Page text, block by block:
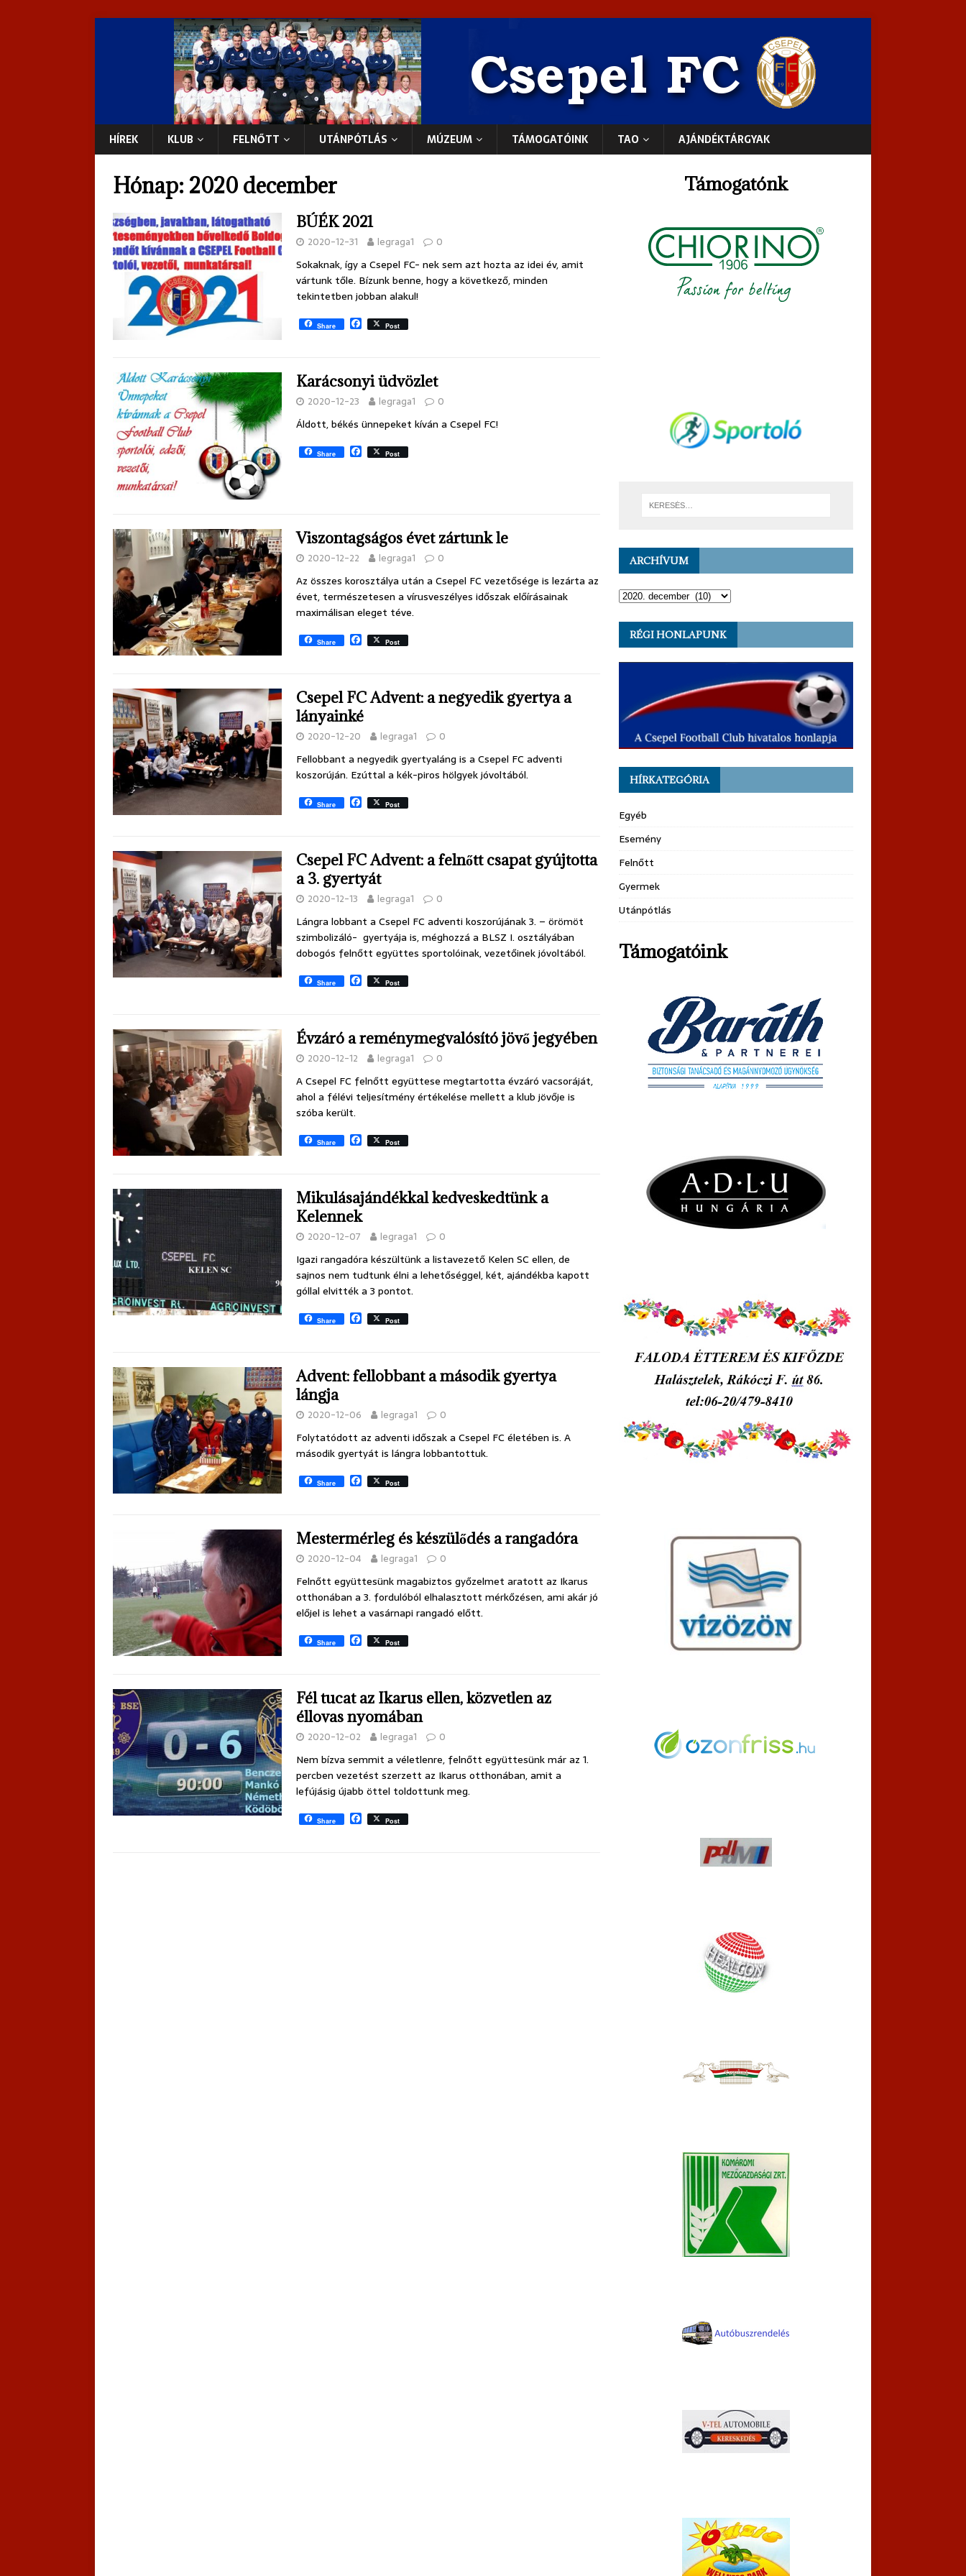
HÍREK KLUB FELNŐTT UTÁNPÓTLÁS MÚZEUM TÁMOGATÓINK TAO AJÁNDÉKTÁRGYAK
Hónap:2020 december
BÚÉK 2021
2020-12-31 legraga1 0
Sokaknak, így a Csepel FC- nek sem azt hozta az idei év, amit
vártunk tőle. Bízunk benne, hogy a következő, minden
tekintetben jobban alakul!
Share a
o
o
Post
Karácsonyi üdvözlet
2020-12-23 legraga1 0
Áldott, békés ünnepeket kíván a Csepel FC!
Share a
k
Post
Viszontagságos évet zártunk le
2020-12-22 legraga1 0
Az összes korosztálya után a Csepel FC vezetősége is lezárta az
évet, természetesen a vírusveszélyes időszak előírásainak
maximálisan eleget téve.
Share a
o
o
k
Post
Csepel FC Advent: a negyedik gyertya a
lányainké
2020-12-20 legraga1 0
Fellobbant a negyedik gyertyaláng is a Csepel FC adventi
koszorúján. Ezúttal a kék-piros hölgyek jóvoltából.
Share a
o
o
k
Post
Csepel FC Advent: a felnőtt csapat gyújtotta
a 3. gyertyát
2020-12-13 legraga1 0
Lángra lobbant a Csepel FC adventi koszorújának 3. – örömöt
szimbolizáló- gyertyája is, méghozzá a BLSZ I. osztályában
dobogós felnőtt együttes sportolóinak, vezetőinek jóvoltából.
Share a
o
o
Post
Évzáró a reménymegvalósító jövő jegyében
2020-12-12 legraga1 0
A Csepel FC felnőtt együttese megtartotta évzáró vacsoráját,
ahol a félévi teljesítmény értékelése mellett a klub jövője is
szóba került.
Share a
o
o
k
Post
Mikulásajándékkal kedveskedtünk a
Kelennek
2020-12-07 legraga1 0
Igazi rangadóra készültünk a listavezető Kelen SC ellen, de
sajnos nem tudtunk élni a lehetőséggel, két, ajándékba kapott
góllal elvitték a 3 pontot.
Share a
o
o
Post
Advent: fellobbant a második gyertya
lángja
2020-12-06 legraga1 0
Folytatódott az adventi időszak a Csepel FC életében is. A
második gyertyát is lángra lobbantottuk.
Share a
o
o
Post
Mestermérleg és készülődés a rangadóra
2020-12-04 legraga1 0
Felnőtt együttesünk magabiztos győzelmet aratott az Ikarus
otthonában a 3. fordulóból elhalasztott mérkőzésen, ami akár jó
előjel is lehet a vasárnapi rangadó előtt.
Share a
o
o
k
Post
Fél tucat az Ikarus ellen, közvetlen az
éllovas nyomában
2020-12-02 legraga1 0
Nem bízva semmit a véletlenre, felnőtt együttesünk már az 1.
percben vezetést szerzett az Ikarus otthonában, amit a
lefújásig újabb öttel toldottunk meg.
Share a Post
Támogatónk
ARCHÍVUM
RÉGI HONLAPUNK
HÍRKATEGÓRIA
Egyéb
Esemény
Felnőtt
Gyermek
Utánpótlás
Támogatóink